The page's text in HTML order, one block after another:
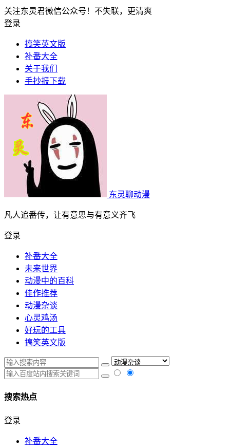
关注东灵君微信公众号！不失联，更清爽
登录
搞笑英文版
补番大全
关于我们
手抄报下载
东灵聊动漫
凡人追番传，让有意思与有意义齐飞
登录
补番大全
未来世界
动漫中的百科
佳作推荐
动漫杂谈
心灵鸡汤
好玩的工具
搞笑英文版
搜索热点
登录
补番大全